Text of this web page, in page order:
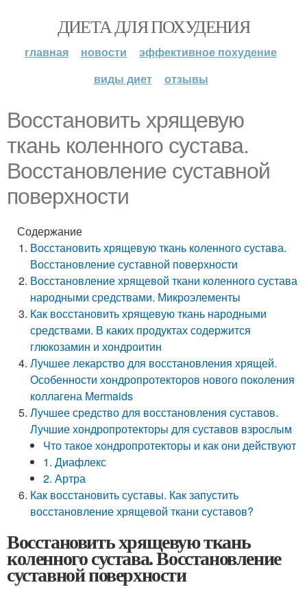
ДИЕТА ДЛЯ ПОХУДЕНИЯ
главная новости
эффективное похудение
виды диет
отзывы
Восстановить хрящевую
ткань коленного сустава.
Восстановление суставной
поверхности
Содержание
Восстановить хрящевую ткань коленного сустава.
Восстановление суставной поверхности
Восстановление хрящевой ткани коленного сустава
народными средствами. Микроэлементы
Как восстановить хрящевую ткань народными
средствами. В каких продуктах содержится
глюкозамин и хондроитин
Лучшее лекарство для восстановления хрящей.
Особенности хондропротекторов нового поколения
коллагена Mermaids
Лучшее средство для восстановления суставов.
Лучшие хондропротекторы для суставов взрослым
Что такое хондропротекторы и как они действуют
1. Диафлекс
2. Артра
Как восстановить суставы. Как запустить
восстановление хрящевой ткани суставов?
Восстановить хрящевую ткань
коленного сустава. Восстановление
суставной поверхности